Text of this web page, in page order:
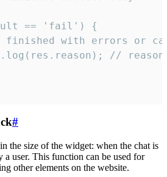
== 'fail') {
finished with errors or
//
#
the size of the widget: when the chat is
a user. This function can be used for
other elements on the website.